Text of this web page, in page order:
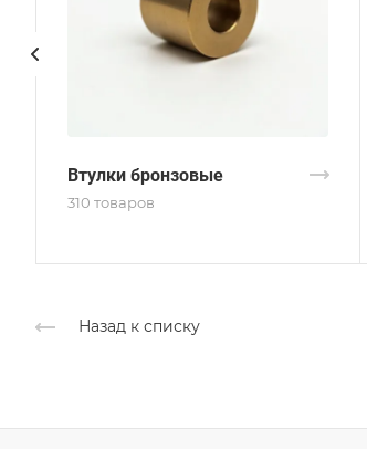
Втулки бронзовые
310 товаров
Назад к списку